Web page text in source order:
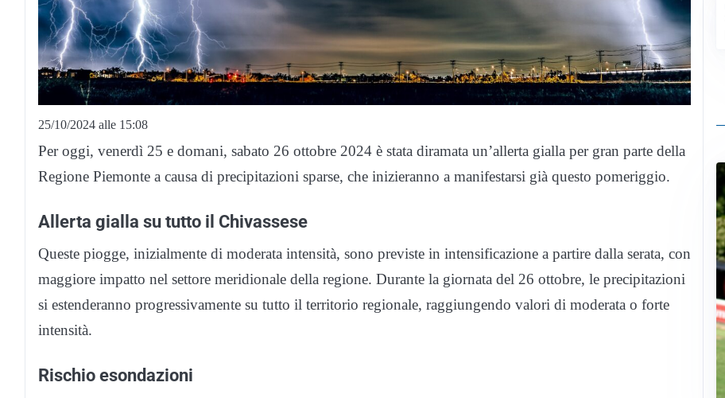
25/10/2024 alle 15:08
Per oggi, venerdì 25 e domani, sabato 26 ottobre 2024 è stata diramata un’allerta gialla per gran parte della
Regione Piemonte a causa di precipitazioni sparse, che inizieranno a manifestarsi già questo pomeriggio.
Allerta gialla su tutto il Chivassese
Queste piogge, inizialmente di moderata intensità, sono previste in intensificazione a partire dalla serata, con
maggiore impatto nel settore meridionale della regione. Durante la giornata del 26 ottobre, le precipitazioni
si estenderanno progressivamente su tutto il territorio regionale, raggiungendo valori di moderata o forte
intensità.
Rischio esondazioni